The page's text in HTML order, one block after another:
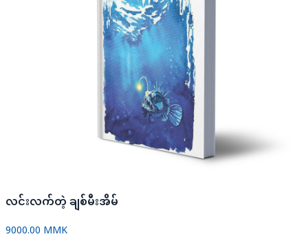
လင်းလက်တဲ့ ချစ်မီးအိမ်
9000.00 MMK